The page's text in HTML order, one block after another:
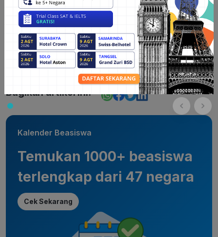
Sumber :
1. Website Universitas of Copenhagen.https://studies.ku.dk/
Bagikan artikel ini:
Kalender Beasiswa
Temukan 1000+ beasiswa
terlengkap dari 47 negara
Cek Sekarang